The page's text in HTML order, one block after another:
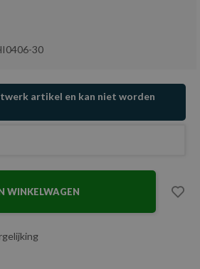
30
artikel en kan niet worden
WINKELWAGEN